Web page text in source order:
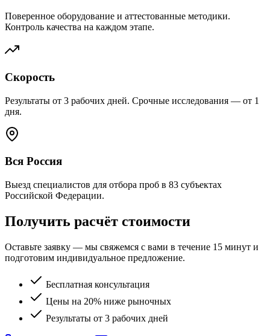
Поверенное оборудование и аттестованные методики.
Контроль качества на каждом этапе.
Скорость
Результаты от 3 рабочих дней. Срочные исследования — от 1
дня.
Вся Россия
Выезд специалистов для отбора проб в 83 субъектах
Российской Федерации.
Получить расчёт стоимости
Оставьте заявку — мы свяжемся с вами в течение 15 минут и
подготовим индивидуальное предложение.
Бесплатная консультация
Цены на 20% ниже рыночных
Результаты от 3 рабочих дней